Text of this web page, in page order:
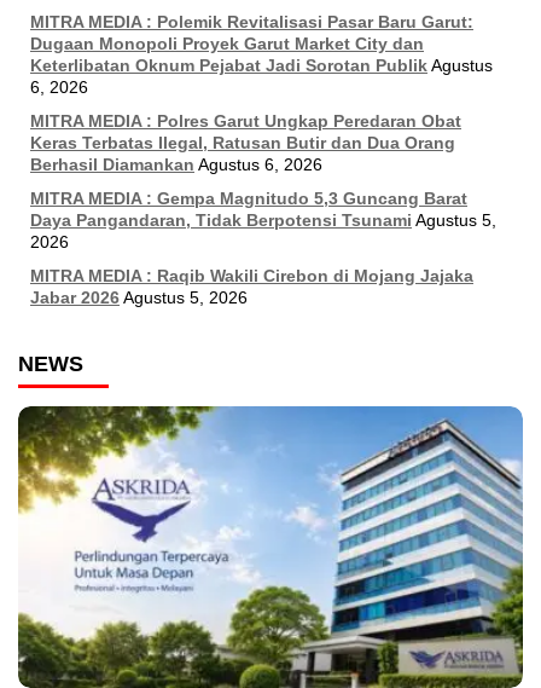
MITRA MEDIA : Polemik Revitalisasi Pasar Baru Garut:
Dugaan Monopoli Proyek Garut Market City dan
Keterlibatan Oknum Pejabat Jadi Sorotan PublikAgustus
6, 2026
MITRA MEDIA : Polres Garut Ungkap Peredaran Obat
Keras Terbatas Ilegal, Ratusan Butir dan Dua Orang
Berhasil Diamankan Agustus 6, 2026
MITRA MEDIA : Gempa Magnitudo 5,3 Guncang Barat
Daya Pangandaran, Tidak Berpotensi Tsunami Agustus 5,
2026
MITRA MEDIA : Raqib Wakili Cirebon di Mojang Jajaka
Jabar 2026Agustus 5, 2026
NEWS